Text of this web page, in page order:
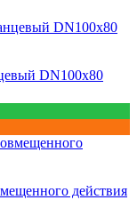
DN100х80
действия